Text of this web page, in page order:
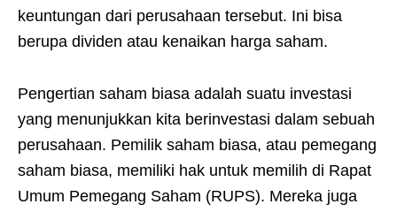
keuntungan dari perusahaan tersebut. Ini bisa
berupa dividen atau kenaikan harga saham.
Pengertian saham biasa adalah suatu investasi
yang menunjukkan kita berinvestasi dalam sebuah
perusahaan. Pemilik saham biasa, atau pemegang
saham biasa, memiliki hak untuk memilih di Rapat
Umum Pemegang Saham (RUPS). Mereka juga